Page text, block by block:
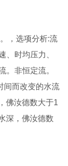
，选项分析:流
、时均压力、
。非恒定流。
间而改变的水流
佛汝德数大于1
深，佛汝德数